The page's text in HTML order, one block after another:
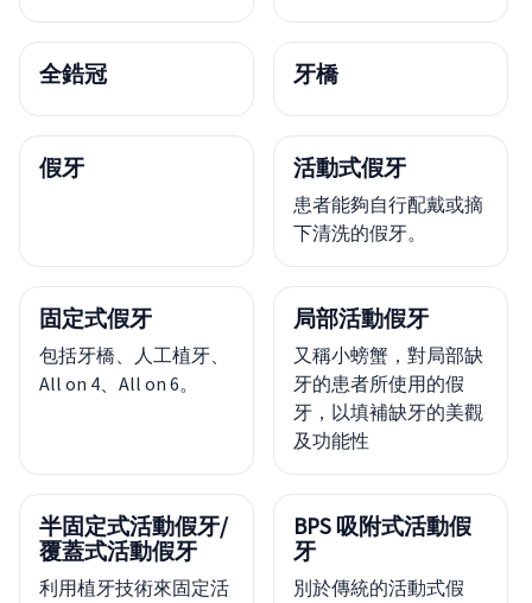
全鋯冠 牙橋
假牙 活動式假牙
患者能夠自行配戴或摘
下清洗的假牙。
固定式假牙
包括牙橋、人工植牙、
All on 4、All on 6。
局部活動假牙
又稱小螃蟹，對局部缺
牙的患者所使用的假
牙，以填補缺牙的美觀
及功能性
半固定式活動假牙/
覆蓋式活動假牙
利用植牙技術來固定活
BPS 吸附式活動假
牙
別於傳統的活動式假